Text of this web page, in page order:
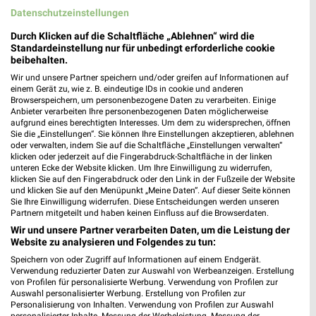
21,7 km
Wohnen Spezial
Gültig bis Fr. 14.08.
21,7 km
Gültig bis Fr. 14.08.
XXXLutz XXXLutz
Datenschutzeinstellungen
Durch Klicken auf die Schaltfläche „Ablehnen“ wird die
Standardeinstellung nur für unbedingt erforderliche cookie
beibehalten.
Wir und unsere Partner speichern und/oder greifen auf Informationen auf
einem Gerät zu, wie z. B. eindeutige IDs in cookie und anderen
Browserspeichern, um personenbezogene Daten zu verarbeiten. Einige
Anbieter verarbeiten Ihre personenbezogenen Daten möglicherweise
aufgrund eines berechtigten Interesses. Um dem zu widersprechen, öffnen
Sie die „Einstellungen“. Sie können Ihre Einstellungen akzeptieren, ablehnen
oder verwalten, indem Sie auf die Schaltfläche „Einstellungen verwalten“
klicken oder jederzeit auf die Fingerabdruck-Schaltfläche in der linken
unteren Ecke der Website klicken. Um Ihre Einwilligung zu widerrufen,
klicken Sie auf den Fingerabdruck oder den Link in der Fußzeile der Website
und klicken Sie auf den Menüpunkt „Meine Daten“. Auf dieser Seite können
Sie Ihre Einwilligung widerrufen. Diese Entscheidungen werden unseren
Partnern mitgeteilt und haben keinen Einfluss auf die Browserdaten.
Wir und unsere Partner verarbeiten Daten, um die Leistung der
Website zu analysieren und Folgendes zu tun:
Speichern von oder Zugriff auf Informationen auf einem Endgerät.
Verwendung reduzierter Daten zur Auswahl von Werbeanzeigen. Erstellung
von Profilen für personalisierte Werbung. Verwendung von Profilen zur
Auswahl personalisierter Werbung. Erstellung von Profilen zur
Personalisierung von Inhalten. Verwendung von Profilen zur Auswahl